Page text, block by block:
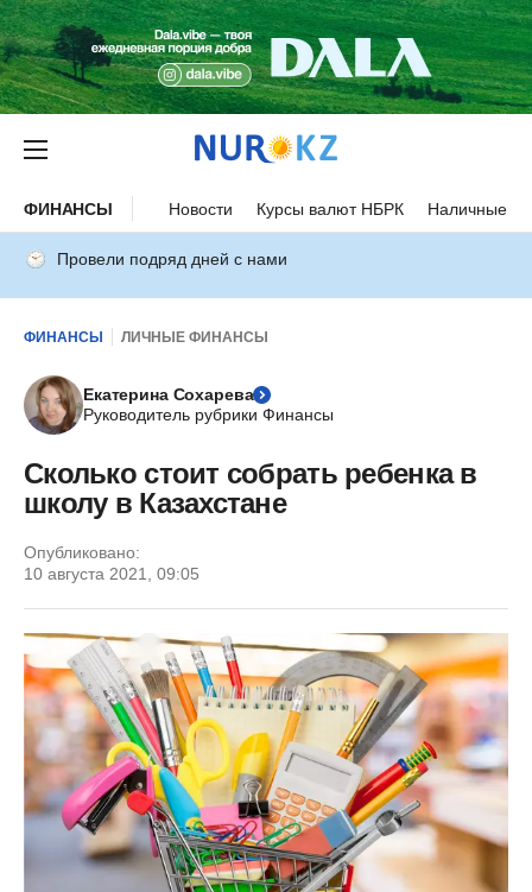
ФИНАНСЫ Новости Курсы валют НБРК Наличные
Провели подряд дней с нами
ФИНАНСЫ ЛИЧНЫЕ ФИНАНСЫ
Екатерина Сохарева
Руководитель рубрики Финансы
Сколько стоит собрать ребенка в
школу в Казахстане
Опубликовано:
10 августа 2021, 09:05